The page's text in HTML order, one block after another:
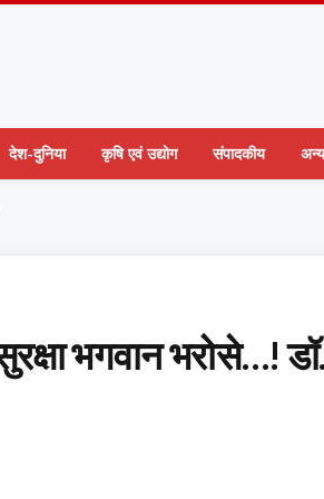
देश-दुनिया कृषि एवं उद्योग संपादकीय अन्य
भगवान भरोसे…! डॉ.